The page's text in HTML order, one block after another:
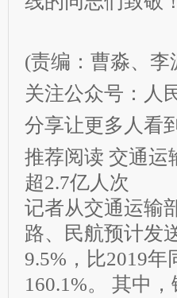
(责编：曹淼、李
关注公众号：人
分享让更多人看到
推荐阅读 交通运
超2.7亿人次
记者从交通运输
路、民航预计发
9.5%，比2019年
160.1%。 其中